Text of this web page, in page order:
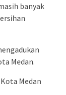
banyak
Medan.
Medan